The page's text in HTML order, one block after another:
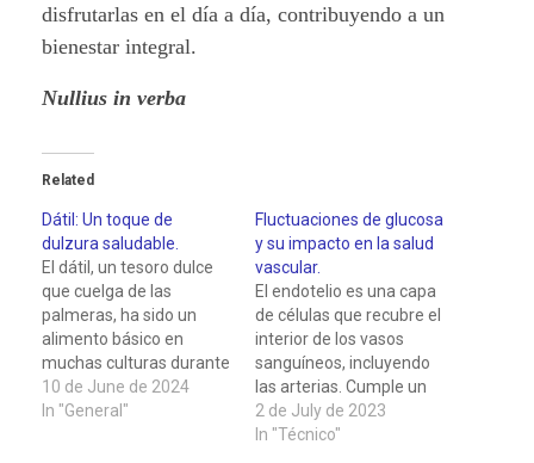
disfrutarlas en el día a día, contribuyendo a un
bienestar integral.
Nullius in verba
Related
Dátil: Un toque de
dulzura saludable.
El dátil, un tesoro dulce
que cuelga de las
palmeras, ha sido un
alimento básico en
muchas culturas durante
milenios. Su dulzura
natural y su textura
10 de June de 2024
In "General"
Fluctuaciones de glucosa
y su impacto en la salud
vascular.
El endotelio es una capa
de células que recubre el
interior de los vasos
sanguíneos, incluyendo
las arterias. Cumple un
papel crucial en la
regulación del flujo
2 de July de 2023
In "Técnico"